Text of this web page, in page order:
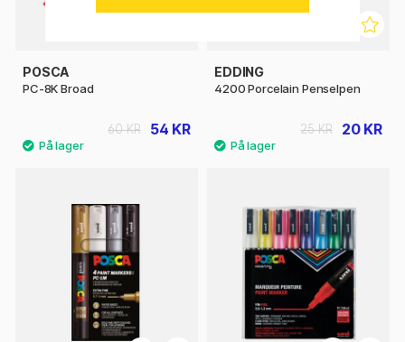
POSCA
PC-8K Broad
54 KR
60 KR
EDDING
4200 Porcelain Penselpen
20 KR
25 KR